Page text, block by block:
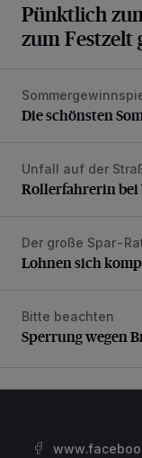
Pünktlich
zum Festzelt
Die schönsten
Die schönsten
Rollerfahrerin bei
Unfall auf der
Rollerfahrerin
Lohnen sich
Der große Spar-
Lohnen sich
Sperrung wegen
Bitte beachten
Sperrung wegen